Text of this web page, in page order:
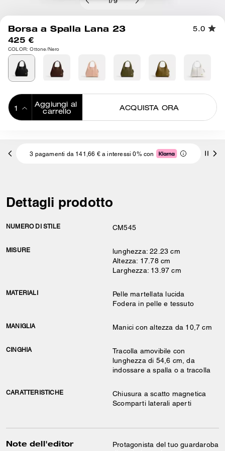
/9
Borsa a Spalla Lana 23 5.0
425 €
COLOR: Ottone/Nero
Aggiungi al
carrello
ACQUISTA ORA
3 pagamenti da 141,66 € a interessi 0% con
Dettagli prodotto
NUMERO DI STILE CM545
MISURE
lunghezza: 22.23 cm
Altezza: 17.78 cm
Larghezza: 13.97 cm
MATERIALI
Pelle martellata lucida
Fodera in pelle e tessuto
MANIGLIA Manici con altezza da 10,7 cm
CINGHIA
Tracolla amovibile con
lunghezza di 54,6 cm, da
indossare a spalla o a tracolla
CARATTERISTICHE
Chiusura a scatto magnetica
Scomparti laterali aperti
Note dell'editor
Protagonista del tuo guardaroba